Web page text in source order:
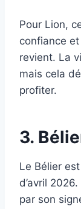
Pour Lion,
confiance
revient. La
mais cela
profiter.
3.
Le Bélier
d’avril
par son